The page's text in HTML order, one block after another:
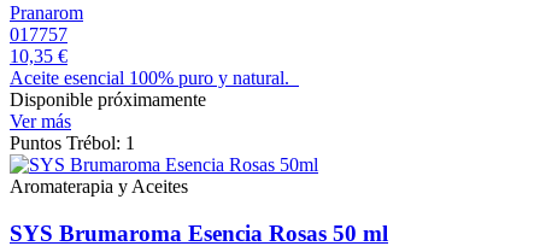
Pranarom
017757
10,35 €
Aceite esencial 100% puro y natural.
Disponible próximamente
Ver más
Puntos Trébol: 1
Aromaterapia y Aceites
SYS Brumaroma Esencia Rosas 50 ml